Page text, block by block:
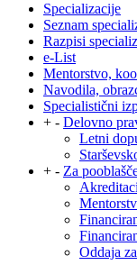
Specializacije
Seznam
Razpisi
e-List
Mentorstvo,
Navodila,
Specialistični
+ - Delovno
Letni
+ - Za
Oddaja